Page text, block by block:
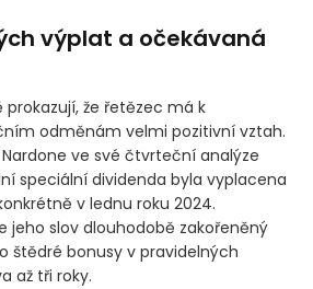
výplat a očekávaná
prokazují, že řetězec má k
odměnám velmi pozitivní vztah.
ve své čtvrteční analýze
speciální dividenda byla vyplacena
v lednu roku 2024.
jeho slov dlouhodobě zakořeněný
štědré bonusy v pravidelných
až tři roky.